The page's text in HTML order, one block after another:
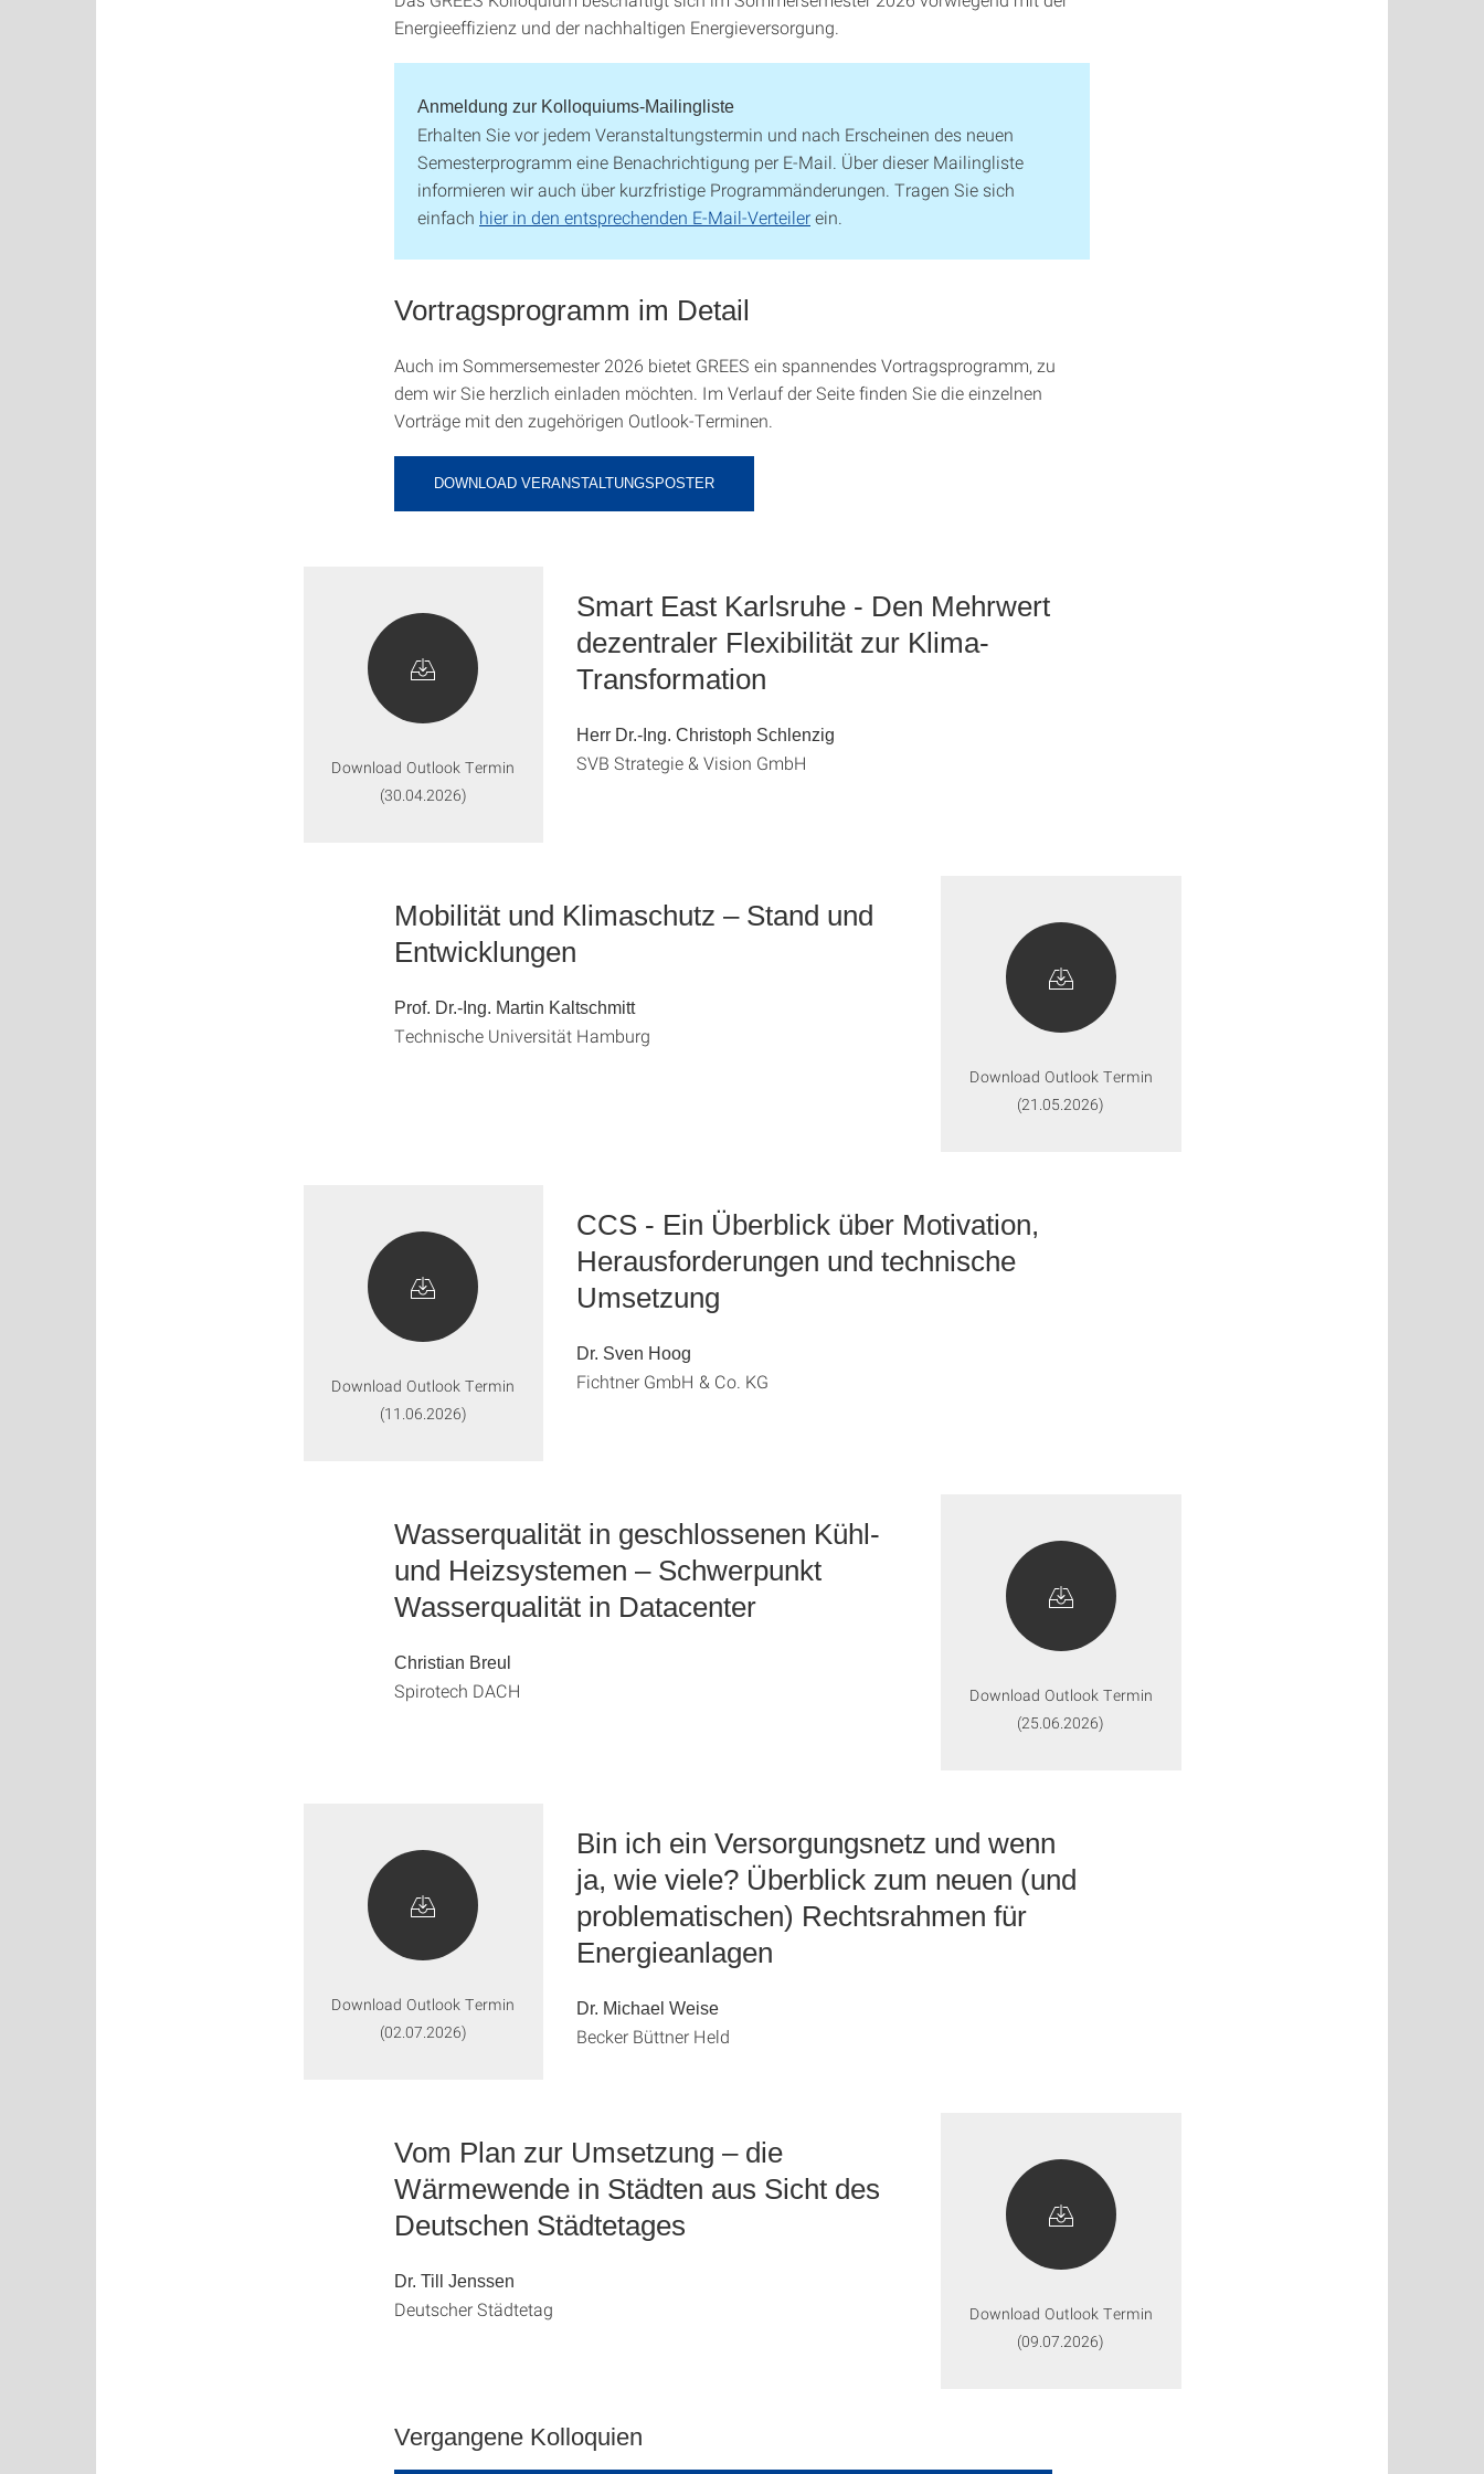
Energieeffizienz und der nachhaltigen Energieversorgung.
Anmeldung zur Kolloquiums-Mailingliste
Erhalten Sie vor jedem Veranstaltungstermin und nach Erscheinen des neuen
Semesterprogramm eine Benachrichtigung per E-Mail. Über dieser Mailingliste
informieren wir auch über kurzfristige Programmänderungen. Tragen Sie sich
einfach hier in den entsprechenden E-Mail-Verteilerein.
Vortragsprogramm im Detail
Auch im Sommersemester 2026 bietet GREES ein spannendes Vortragsprogramm, zu
dem wir Sie herzlich einladen möchten. Im Verlauf der Seite finden Sie die einzelnen
Vorträge mit den zugehörigen Outlook-Terminen.
DOWNLOAD VERANSTALTUNGSPOSTER
Download Outlook Termin
(30.04.2026)
Smart East Karlsruhe - Den Mehrwert
dezentraler Flexibilität zur Klima-
Transformation
Herr Dr.-Ing. Christoph Schlenzig
SVB Strategie & Vision GmbH
Download Outlook Termin
(21.05.2026)
Mobilität und Klimaschutz – Stand und
Entwicklungen
Prof. Dr.-Ing. Martin Kaltschmitt
Technische Universität Hamburg
Download Outlook Termin
(11.06.2026)
CCS - Ein Überblick über Motivation,
Herausforderungen und technische
Umsetzung
Dr. Sven Hoog
Fichtner GmbH & Co. KG
Download Outlook Termin
(25.06.2026)
Wasserqualität in geschlossenen Kühl-
und Heizsystemen – Schwerpunkt
Wasserqualität in Datacenter
Christian Breul
Spirotech DACH
Download Outlook Termin
(02.07.2026)
Bin ich ein Versorgungsnetz und wenn
ja, wie viele? Überblick zum neuen (und
problematischen) Rechtsrahmen für
Energieanlagen
Dr. Michael Weise
Becker Büttner Held
Download Outlook Termin
(09.07.2026)
Vom Plan zur Umsetzung – die
Wärmewende in Städten aus Sicht des
Deutschen Städtetages
Dr. Till Jenssen
Deutscher Städtetag
Vergangene Kolloquien